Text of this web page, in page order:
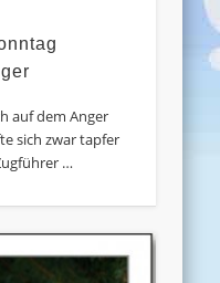
auf dem Anger
sich zwar tapfer
…